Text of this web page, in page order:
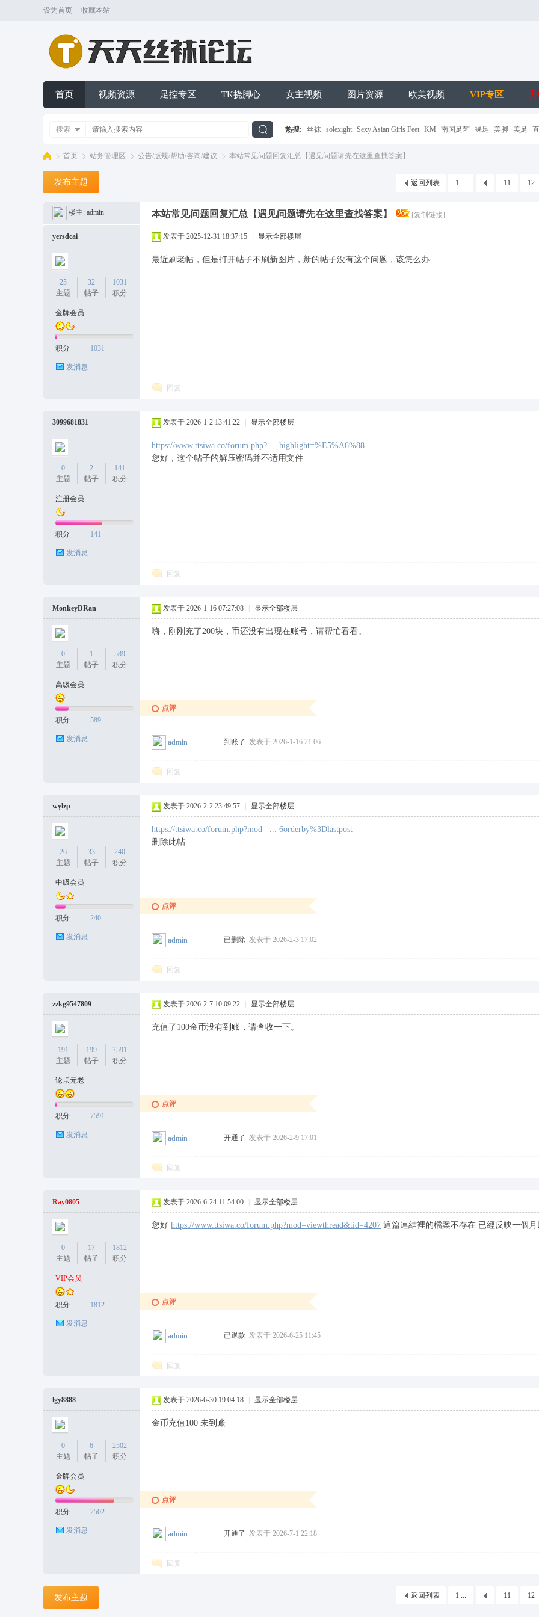
设为首页 收藏本站
首页 视频资源 足控专区 TK挠脚心 女主视频 图片资源 欧美视频 VIP专区
搜索 热搜: 丝袜 solexight Sexy Asian Girls Feet KM 南国足艺 裸足 美脚 美足
»
首页
›
站务管理区 公告/版规/帮助/咨询/建议
›
本站常见问题回复汇总【遇见问题请先在这里查找答案】 ...
1 ... 11 12
返回列表
发布主题
楼主: admin 本站常见问题回复汇总【遇见问题请先在这里查找答案】 [复制链接]
yersdcai
25
主题
32
帖子
1031
积分
金牌会员
积分 1031
发消息
发表于 2025-12-31 18:37:15 显示全部楼层
最近刷老帖，但是打开帖子不刷新图片，新的帖子没有这个问题，该怎么办
回复
3099681831
0
主题
2
帖子
141
积分
注册会员
积分 141
发消息
发表于 2026-1-2 13:41:22 显示全部楼层
https://www.ttsiwa.co/forum.php? ... highlight=%E5%A6%88
您好，这个帖子的解压密码并不适用文件
回复
MonkeyDRan
0
主题
1
帖子
589
积分
高级会员
积分 589
发消息
发表于 2026-1-16 07:27:08 显示全部楼层
嗨，刚刚充了200块，币还没有出现在账号，请帮忙看看。
点评
admin 到账了 发表于 2026-1-16 21:06
回复
wylzp
26
主题
33
帖子
240
积分
中级会员
积分 240
发消息
发表于 2026-2-2 23:49:57 显示全部楼层
https://ttsiwa.co/forum.php?mod= ... 6orderby%3Dlastpost
删除此帖
点评
admin 已删除 发表于 2026-2-3 17:02
回复
zzkg9547809
191
主题
199
帖子
7591
积分
论坛元老
积分 7591
发消息
发表于 2026-2-7 10:09:22 显示全部楼层
充值了100金币没有到账，请查收一下。
点评
admin 开通了 发表于 2026-2-9 17:01
回复
Ray0805
0
主题
17
帖子
1812
积分
VIP会员
积分 1812
发消息
发表于 2026-6-24 11:54:00 显示全部楼层
您好 https://www.ttsiwa.co/forum.php?mod=viewthread&tid=4207 這篇連結裡的檔案不存在 已經反映一個
点评
admin 已退款 发表于 2026-6-25 11:45
回复
lgy8888
0
主题
6
帖子
2502
积分
金牌会员
积分 2502
发消息
发表于 2026-6-30 19:04:18 显示全部楼层
金币充值100 未到账
点评
admin 开通了 发表于 2026-7-1 22:18
回复
1 ... 11 12
返回列表
发布主题